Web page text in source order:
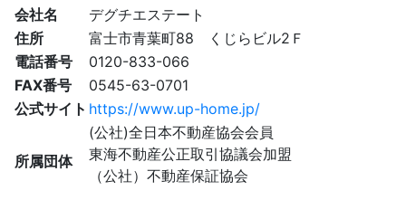
会社名
デグチエステート
住所
富士市青葉町88 くじらビル2Ｆ
電話番号
0120-833-066
FAX番号
0545-63-0701
公式サイト https://www.up-home.jp/
所属団体
(公社)全日本不動産協会会員
東海不動産公正取引協議会加盟
（公社）不動産保証協会